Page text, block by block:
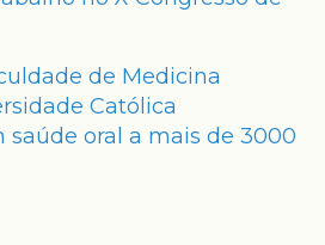
de Medicina
Católica
saúde oral a mais de 3000